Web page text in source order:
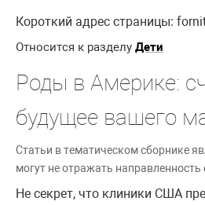
Короткий адрес страницы:
Относится к разделу Дети
Роды в Америке:
будущее вашего
Статьи в тематическом сборнике
могут не отражать направленность
Не секрет, что клиники США